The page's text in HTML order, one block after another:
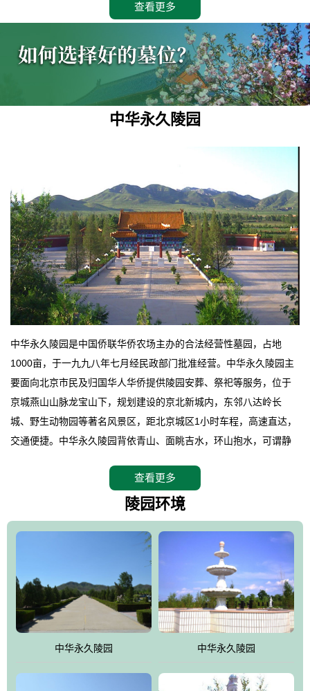
查看更多
中华永久陵园
中华永久陵园是中国侨联华侨农场主办的合法经营性墓园，占地
1000亩，于一九九八年七月经民政部门批准经营。中华永久陵园主
要面向北京市民及归国华人华侨提供陵园安葬、祭祀等服务，位于
京城燕山山脉龙宝山下，规划建设的京北新城内，东邻八达岭长
城、野生动物园等著名风景区，距北京城区1小时车程，高速直达，
交通便捷。中华永久陵园背依青山、面眺吉水，环山抱水，可谓静
地。在总体设计上完全以中国传统文化作为前渠，由三条山脊环绕
而成，宛如一把太师椅，呈坐南朝北向，左青龙，右白虎，前朱
环绕挡住了外界的风吹，流动的生气遇到官厅的水又止住了，正好
符合山环水抱，藏风纳气的要求。中华永久陵园风景庄重典雅、气
势如宏，是华北地区最大的平川式墓园，陵园以皇家建筑风格为载
体吸取现代园林艺术之精华
查看更多
陵园环境
中华永久陵园 中华永久陵园